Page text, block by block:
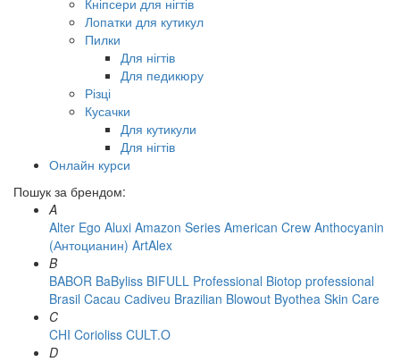
Кніпсери для нігтів
Лопатки для кутикул
Пилки
Для нігтів
Для педикюру
Різці
Кусачки
Для кутикули
Для нігтів
Онлайн курси
Пошук за брендом:
A
Alter Ego Aluxi Amazon Series American Crew Anthocyanin
(Антоцианин) ArtAlex
B
BABOR BaByliss BIFULL Professional Biotop professional
Brasil Cacau Сadiveu Brazilian Blowout Byothea Skin Care
C
CHI Corioliss CULT.O
D